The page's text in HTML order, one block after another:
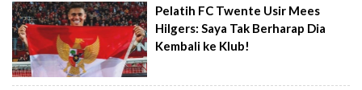
Pelatih FC Twente Usir Mees
Hilgers: Saya Tak Berharap Dia
Kembali ke Klub!